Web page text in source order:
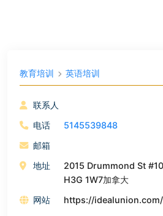
教育培训 英语培训
联系人
电话
5145539848
邮箱
地址
2015 Drummond St
H3G 1W7加拿大
网站
https://idealunion.com/